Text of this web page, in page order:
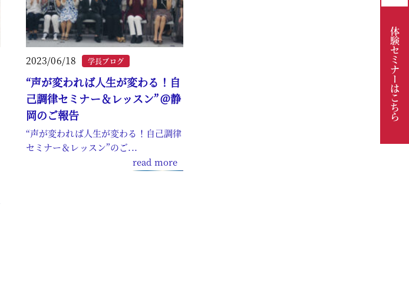
体験セミナーは
こちら
2023/06/18 学長ブログ
“声が変われば人生が変わる！自
己調律セミナー＆レッスン”＠静
岡のご報告
“声が変われば人生が変わる！自己調律
セミナー＆レッスン”のご...
read more